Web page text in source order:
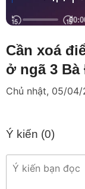
Cần xoá
ở ngã 3 Bà
Chủ nhật, 05/
Ý kiến (0)